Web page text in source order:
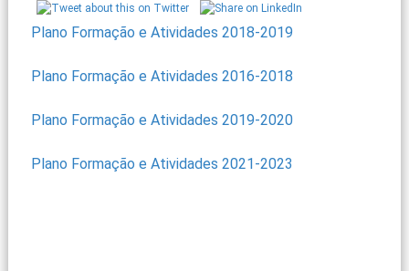
Plano Formação e Atividades 2018-2019
Plano Formação e Atividades 2016-2018
Plano Formação e Atividades 2019-2020
Plano Formação e Atividades 2021-2023